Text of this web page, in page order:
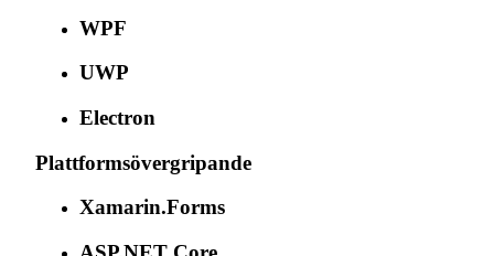
WPF
UWP
Electron
Plattformsövergripande
Xamarin.Forms